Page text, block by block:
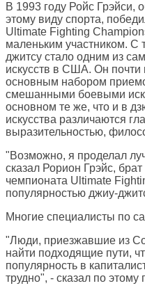
В 1993 году Ройс Грэйси,
этому виду спорта,
Ultimate Fighting
маленьким участником. С
джитсу стало одним из
искусств в США. Он почти
основным набором
смешанными боевыми
основном те же, что и в
искусства различаются
выразительностью,
"Возможно, я проделал
сказал Рорион Грэйс,
чемпионата Ultimate
популярностью джиу-
Многие специалисты по
"Люди, приезжавшие из
найти подходящие пути,
популярность в
трудно", - сказал по этому